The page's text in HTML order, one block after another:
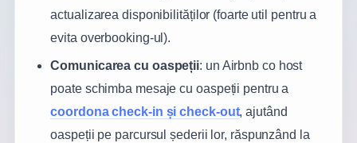
actualizarea disponibilităților (foarte util pentru a
evita overbooking-ul).
Comunicarea cu oaspeții: un Airbnb co host
poate schimba mesaje cu oaspeții pentru a
coordona check-in și check-out, ajutând
oaspeții pe parcursul șederii lor, răspunzând la